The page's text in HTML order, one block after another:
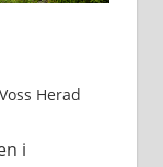
Voss Herad
i